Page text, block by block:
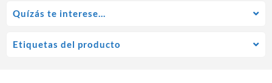
Quízás te interese…
Etiquetas del producto